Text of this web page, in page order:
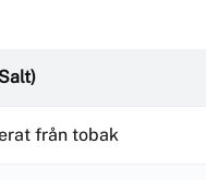
från tobak